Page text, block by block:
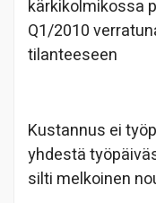
kärkikolmikossa
Q1/2010
tilanteeseen
Kustannus ei
yhdestä
silti melkoinen